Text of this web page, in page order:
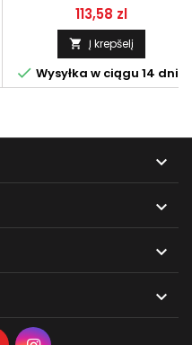
Kaina
113,58 zl
 Į krepšelį
 Wysyłka w ciągu 14 dni



